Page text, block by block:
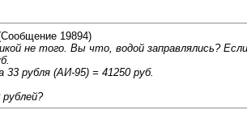
19894)
не того. Вы что, водой заправлялись?
рубля (АИ-95) = 41250 руб.